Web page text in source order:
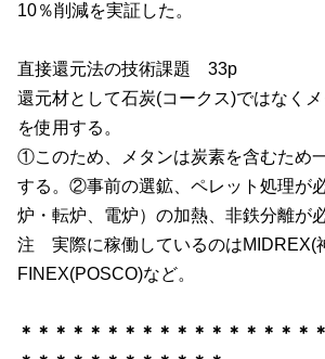
10％削減を実証した。
直接還元法の技術課題 33p
還元材として石炭(コークス)ではなくメ
を使用する。
①このため、メタンは炭素を含むため
する。②事前の選鉱、ペレット処理が
炉・転炉、電炉）の加熱、非鉄分離が
注 実際に稼働しているのはMIDREX(
FINEX(POSCO)など。
＊＊＊＊＊＊＊＊＊＊＊＊＊＊＊＊＊